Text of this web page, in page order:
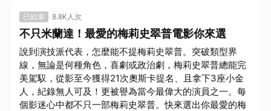
已結束 8.8K人次
不只米蘭達！最愛的梅莉史翠普電影你來選
說到演技派代表，怎麼能不提梅莉史翠普。突破類型界
線，無論是何種角色，喜劇或政治劇，梅莉史翠普總能完
美駕馭，從影至今獲得21次奧斯卡提名、且拿下3座小金
人，紀錄無人可及！更被譽為當今最偉大的演員之一。每
個影迷心中都不只一部梅莉史翠普。快來選出你最愛的梅